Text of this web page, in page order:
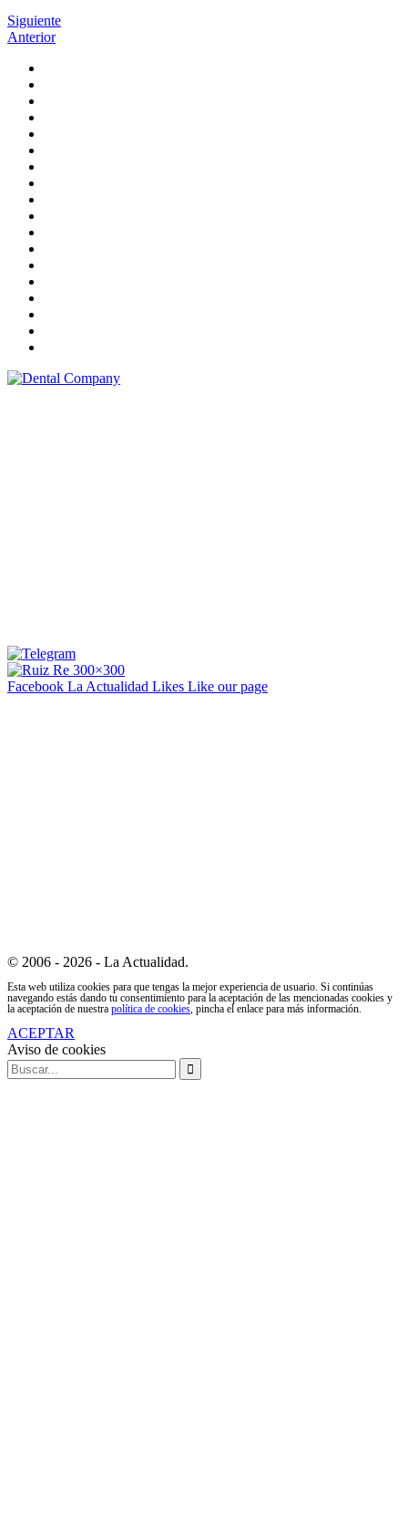
Siguiente
Anterior
Facebook La Actualidad Likes Like our page
© 2006 - 2026 - La Actualidad.
Esta web utiliza cookies para que tengas la mejor experiencia de usuario. Si continúas
navegando estás dando tu consentimiento para la aceptación de las mencionadas cookies y
la aceptación de nuestra política de cookies, pincha el enlace para más información.
ACEPTAR
Aviso de cookies